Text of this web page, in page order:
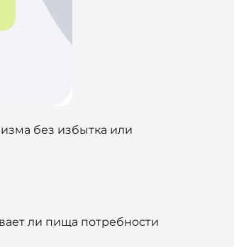
без избытка или
ли пища потребности